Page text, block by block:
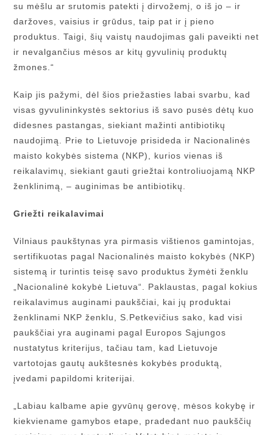
su mėšlu ar srutomis patekti į dirvožemį, o iš jo – ir
daržoves, vaisius ir grūdus, taip pat ir į pieno
produktus. Taigi, šių vaistų naudojimas gali paveikti net
ir nevalgančius mėsos ar kitų gyvulinių produktų
žmones.“
Kaip jis pažymi, dėl šios priežasties labai svarbu, kad
visas gyvulininkystės sektorius iš savo pusės dėtų kuo
didesnes pastangas, siekiant mažinti antibiotikų
naudojimą. Prie to Lietuvoje prisideda ir Nacionalinės
maisto kokybės sistema (NKP), kurios vienas iš
reikalavimų, siekiant gauti griežtai kontroliuojamą NKP
ženklinimą, – auginimas be antibiotikų.
Griežti reikalavimai
Vilniaus paukštynas yra pirmasis vištienos gamintojas,
sertifikuotas pagal Nacionalinės maisto kokybės (NKP)
sistemą ir turintis teisę savo produktus žymėti ženklu
„Nacionalinė kokybė Lietuva“. Paklaustas, pagal kokius
reikalavimus auginami paukščiai, kai jų produktai
ženklinami NKP ženklu, S.Petkevičius sako, kad visi
paukščiai yra auginami pagal Europos Sąjungos
nustatytus kriterijus, tačiau tam, kad Lietuvoje
vartotojas gautų aukštesnės kokybės produktą,
įvedami papildomi kriterijai.
„Labiau kalbame apie gyvūnų gerovę, mėsos kokybę ir
kiekviename gamybos etape, pradedant nuo paukščių